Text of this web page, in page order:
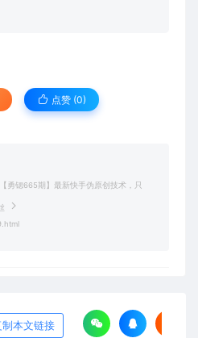
点赞 (0)
【勇锶665期】最新快手伪原创技术，只
制本文链接